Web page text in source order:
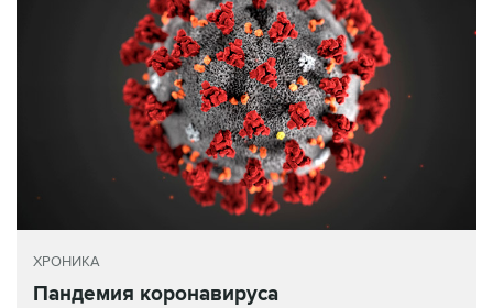
ХРОНИКА
Пандемия коронавируса